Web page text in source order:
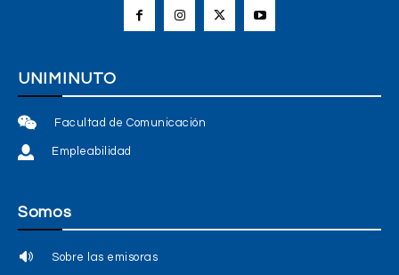
UNIMINUTO
Facultad de Comunicación
Empleabilidad
Somos
Sobre las emisoras